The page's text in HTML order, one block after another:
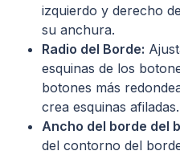
izquierdo y derecho
su anchura.
Radio del Borde:
esquinas de los
botones más
crea esquinas afiladas.
Ancho del borde del
del contorno del